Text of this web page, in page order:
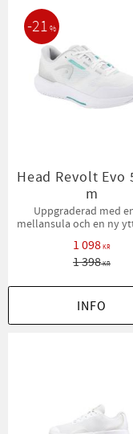
Head Revolt Evo
m
Uppgraderad med
mellansula och en ny
utseende, erbjuder
5.0 WOMEN mjuk,
1 098KR
1 398KR
21 %
INFO